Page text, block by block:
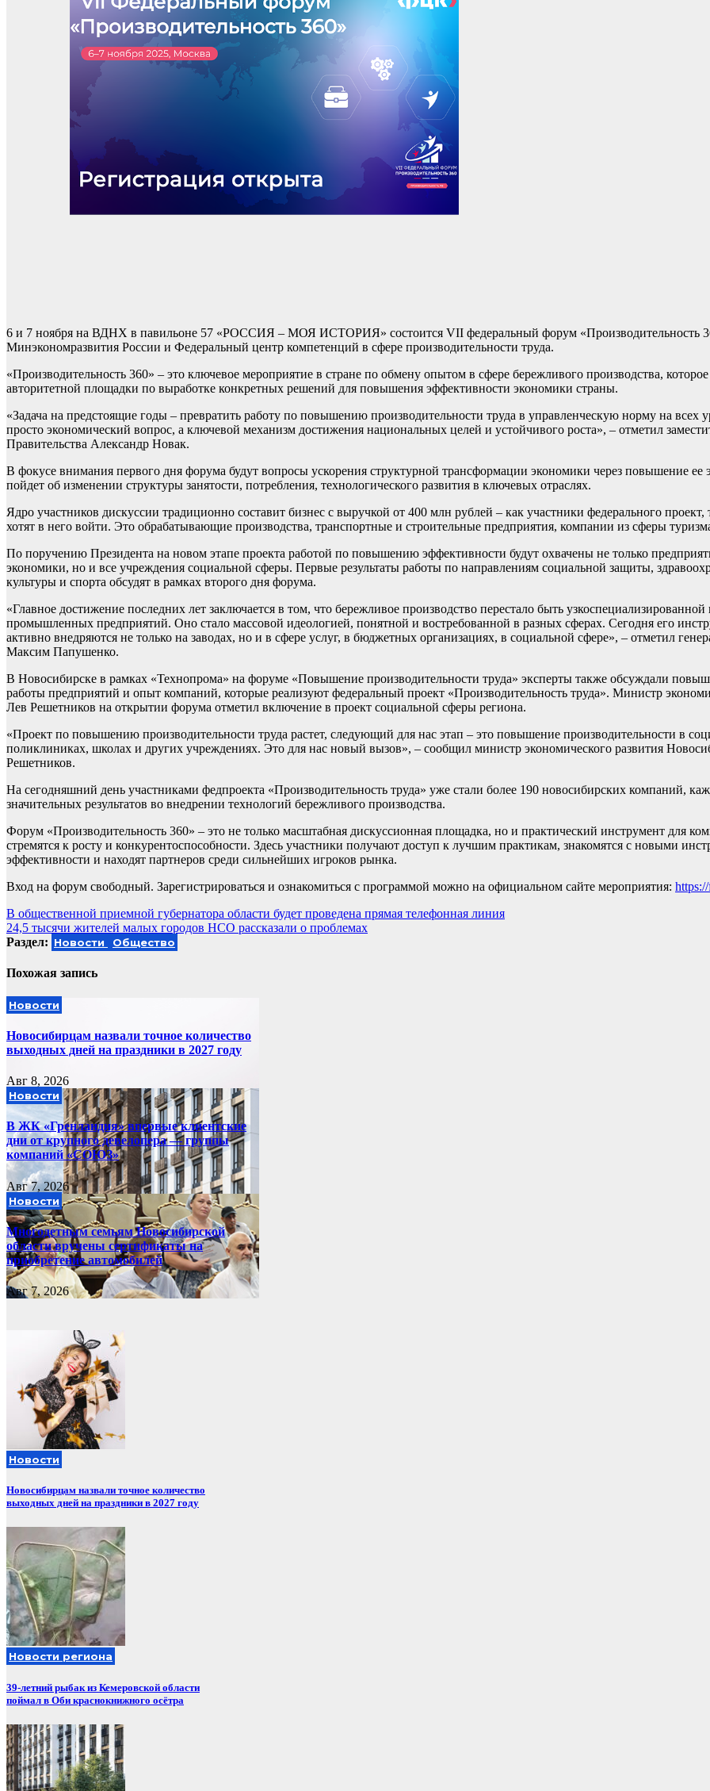
6 и 7 ноября на ВДНХ в павильоне 57 «РОССИЯ – МОЯ ИСТОРИЯ» состоится VII федеральный форум «Производительность
Минэкономразвития России и Федеральный центр компетенций в сфере производительности труда.
«Производительность 360» – это ключевое мероприятие в стране по обмену опытом в сфере бережливого производства, которое
авторитетной площадки по выработке конкретных решений для повышения эффективности экономики страны.
«Задача на предстоящие годы – превратить работу по повышению производительности труда в управленческую норму на всех
просто экономический вопрос, а ключевой механизм достижения национальных целей и устойчивого роста», – отметил
Правительства Александр Новак.
В фокусе внимания первого дня форума будут вопросы ускорения структурной трансформации экономики через повышение ее
пойдет об изменении структуры занятости, потребления, технологического развития в ключевых отраслях.
Ядро участников дискуссии традиционно составит бизнес с выручкой от 400 млн рублей – как участники федерального
хотят в него войти. Это обрабатывающие производства, транспортные и строительные предприятия, компании из сферы
По поручению Президента на новом этапе проекта работой по повышению эффективности будут охвачены не только
экономики, но и все учреждения социальной сферы. Первые результаты работы по направлениям социальной защиты,
культуры и спорта обсудят в рамках второго дня форума.
«Главное достижение последних лет заключается в том, что бережливое производство перестало быть узкоспециализированной
промышленных предприятий. Оно стало массовой идеологией, понятной и востребованной в разных сферах. Сегодня его
активно внедряются не только на заводах, но и в сфере услуг, в бюджетных организациях, в социальной сфере», – отметил
Максим Папушенко.
В Новосибирске в рамках «Технопрома» на форуме «Повышение производительности труда» эксперты также обсуждали
работы предприятий и опыт компаний, которые реализуют федеральный проект «Производительность труда». Министр
Лев Решетников на открытии форума отметил включение в проект социальной сферы региона.
«Проект по повышению производительности труда растет, следующий для нас этап – это повышение производительности в
поликлиниках, школах и других учреждениях. Это для нас новый вызов», – сообщил министр экономического развития
Решетников.
На сегодняшний день участниками федпроекта «Производительность труда» уже стали более 190 новосибирских компаний,
значительных результатов во внедрении технологий бережливого производства.
Форум «Производительность 360» – это не только масштабная дискуссионная площадка, но и практический инструмент для
стремятся к росту и конкурентоспособности. Здесь участники получают доступ к лучшим практикам, знакомятся с новыми
эффективности и находят партнеров среди сильнейших игроков рынка.
Вход на форум свободный. Зарегистрироваться и ознакомиться с программой можно на официальном сайте мероприятия:
Навигация
по
В общественной приемной губернатора области будет проведена прямая телефонная линия
24,5 тысячи жителей малых городов НСО рассказали о проблемах
Раздел: Новости Общество
Похожая запись
Новости
Новосибирцам назвали точное количество
выходных дней на праздники в 2027 году
Авг 8, 2026
Новости
В ЖК «Гренландия» впервые клиентские
дни от крупного девелопера — группы
компаний «СОЮЗ»
Авг 7, 2026
Новости
Многодетным семьям Новосибирской
области вручены сертификаты на
приобретение автомобилей
Авг 7, 2026
Новости
Новосибирцам назвали точное количество
выходных дней на праздники в 2027 году
Новости региона
39-летний рыбак из Кемеровской области
поймал в Оби краснокнижного осётра